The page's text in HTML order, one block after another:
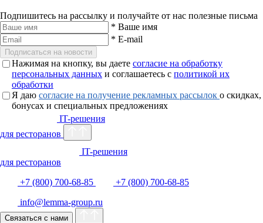
Подпишитесь на рассылку и получайте от нас полезные письма
* Ваше имя
* E-mail
Подписаться на новости
Нажимая на кнопку, вы даете согласие на обработку
персональных данных и соглашаетесь с политикой их
обработки
Я даю согласие на получение рекламных рассылок о скидках,
бонусах и специальных предложениях
IT-решения
для ресторанов
IT-решения
для ресторанов
+7 (800) 700-68-85
+7 (800) 700-68-85
info@lemma-group.ru
Связаться с нами